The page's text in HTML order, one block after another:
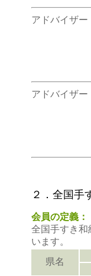
アドバイザー
アドバイザー
２．全国手
会員の定義：
全国手すき和
います。
県名